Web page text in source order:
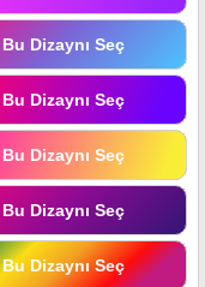
Bu Dizaynı Seç
Bu Dizaynı Seç
Bu Dizaynı Seç
Bu Dizaynı Seç
Bu Dizaynı Seç